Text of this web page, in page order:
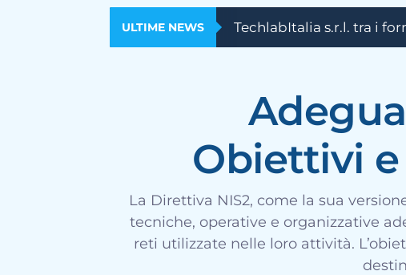
ULTIME NEWS TechlabItalia s.r.l. tra i
Obiettivi
La Direttiva NIS2, come la sua
tecniche, operative e organizzative
reti utilizzate nelle loro attività.